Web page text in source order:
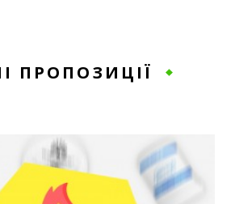
ПРОПОЗИЦІЇ